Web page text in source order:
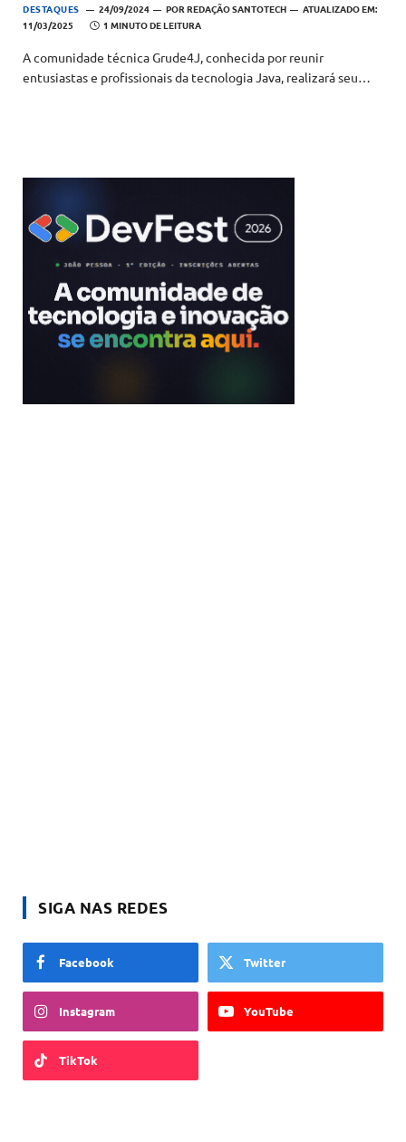
DESTAQUES 24/09/2024 POR REDAÇÃO SANTOTECH
ATUALIZADO EM:
11/03/2025
1 MINUTO DE LEITURA
A comunidade técnica Grude4J, conhecida por reunir
entusiastas e profissionais da tecnologia Java, realizará seu…
SIGA NAS REDES
Facebook Twitter
Instagram YouTube
TikTok